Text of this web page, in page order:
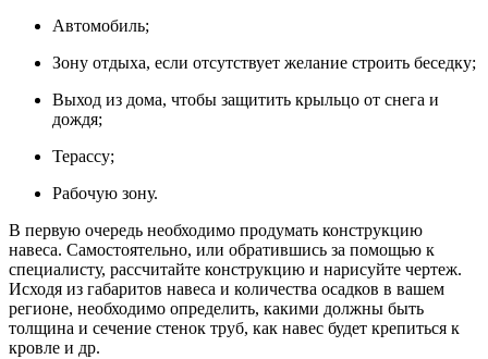
Автомобиль;
Зону отдыха, если отсутствует желание строить беседку;
Выход из дома, чтобы защитить крыльцо от снега и
дождя;
Терассу;
Рабочую зону.
В первую очередь необходимо продумать конструкцию
навеса. Самостоятельно, или обратившись за помощью к
специалисту, рассчитайте конструкцию и нарисуйте чертеж.
Исходя из габаритов навеса и количества осадков в вашем
регионе, необходимо определить, какими должны быть
толщина и сечение стенок труб, как навес будет крепиться к
кровле и др.